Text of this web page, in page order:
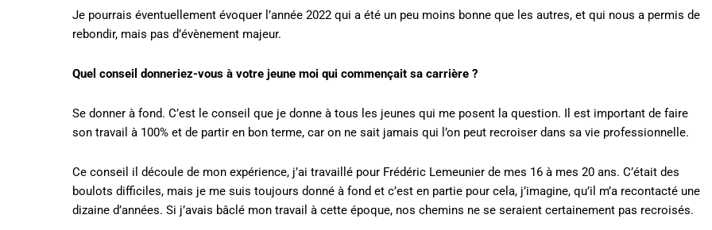
Je pourrais éventuellement évoquer l’année 2022 qui a été un peu moins bonne que les autres, et qui nous a permis de
rebondir, mais pas d’évènement majeur.
Quel conseil donneriez-vous à votre jeune moi qui commençait sa carrière ?
Se donner à fond. C’est le conseil que je donne à tous les jeunes qui me posent la question. Il est important de faire
son travail à 100% et de partir en bon terme, car on ne sait jamais qui l’on peut recroiser dans sa vie professionnelle.
Ce conseil il découle de mon expérience, j’ai travaillé pour Frédéric Lemeunier de mes 16 à mes 20 ans. C’était des
boulots difficiles, mais je me suis toujours donné à fond et c’est en partie pour cela, j’imagine, qu’il m’a recontacté une
dizaine d’années. Si j’avais bâclé mon travail à cette époque, nos chemins ne se seraient certainement pas recroisés.